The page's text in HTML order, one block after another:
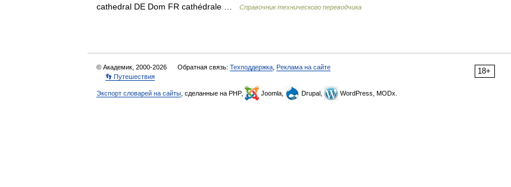
cathedral DE Dom FR cathédrale …
Справочник технического переводчика
18+
© Академик, 2000-2026 Обратная связь: Техподдержка Реклама на сайте
👣 Путешествия
Экспорт словарей на сайты , сделанные на PHP, Joomla, Drupal, WordPress, MODx.